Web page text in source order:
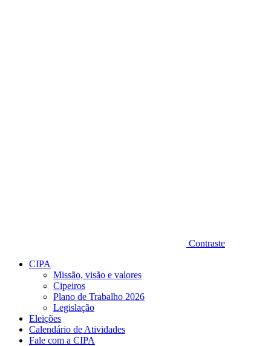
Contraste
CIPA
Missão, visão e valores
Cipeiros
Plano de Trabalho 2026
Legislação
Eleições
Calendário de Atividades
Fale com a CIPA